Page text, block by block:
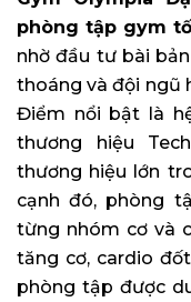
phòng tập gym
nhờ đầu tư bài
thoáng và đội ngũ
Điểm nổi bật là
thương hiệu
thương hiệu lớn
cạnh đó, phòng
từng nhóm cơ và
tăng cơ, cardio
phòng tập được